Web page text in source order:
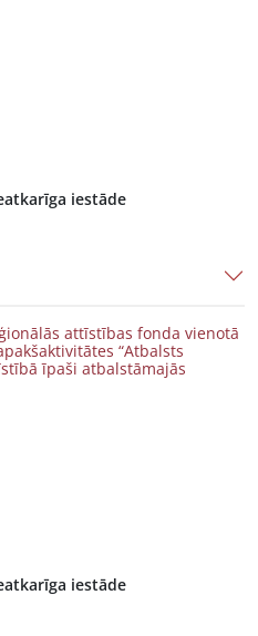
iestāde
attīstības fonda vienotā
“Atbalsts
īpaši atbalstāmajās
iestāde